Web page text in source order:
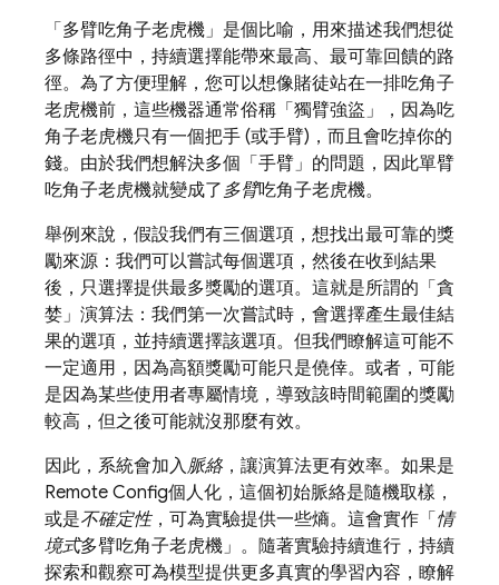
「多臂吃角子老虎機」是個比喻，用來描述我們想從
多條路徑中，持續選擇能帶來最高、最可靠回饋的路
徑。為了方便理解，您可以想像賭徒站在一排吃角子
老虎機前，這些機器通常俗稱「獨臂強盜」，因為吃
角子老虎機只有一個把手 (或手臂)，而且會吃掉你的
錢。由於我們想解決多個「手臂」的問題，因此單臂
吃角子老虎機就變成了多臂吃角子老虎機。
舉例來說，假設我們有三個選項，想找出最可靠的獎
勵來源：我們可以嘗試每個選項，然後在收到結果
後，只選擇提供最多獎勵的選項。這就是所謂的「貪
婪」 演算法：我們第一次嘗試時，會選擇產生最佳結
果的選項，並持續選擇該選項。但我們瞭解這可能不
一定適用，因為高額獎勵可能只是僥倖。或者，可能
是因為某些使用者專屬情境，導致該時間範圍的獎勵
較高，但之後可能就沒那麼有效。
因此，系統會加入脈絡 ，讓演算法更有效率。如果是
Remote Config個人化，這個初始脈絡是隨機取樣，
或是不確定性，可為實驗提供一些熵。這會實作「 情
境式多臂吃角子老虎機」。隨著實驗持續進行，持續
探索和觀察可為模型提供更多真實的學習內容，瞭解